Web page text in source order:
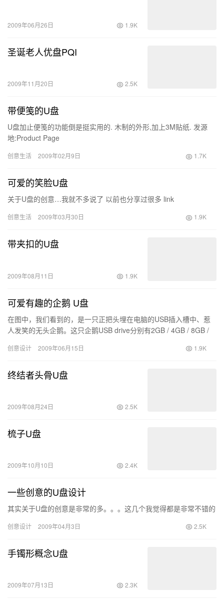
2009年06月26日 1.9K
圣诞老人优盘PQI
2009年11月20日 2.5K
带便笺的U盘
U盘加止便笺的功能倒是挺实用的. 木制的外形,加上3M贴纸. 发源
地:Product Page
创意生活 2009年02月9日 1.7K
可爱的笑脸U盘
关于U盘的创意…我就不多说了 以前也分享过很多 link
创意生活 2009年03月30日 1.9K
带夹扣的U盘
2009年08月11日 1.9K
可爱有趣的企鹅 U盘
在图中，我们看到的，是一只正把头埋在电脑的USB插入槽中、惹
人发笑的无头企鹅。这只企鹅USB drive分别有2GB / 4GB / 8GB /
创意设计 2009年06月15日 1.9K
终结者头骨U盘
2009年08月24日 2.5K
梳子U盘
2009年10月10日 2.4K
一些创意的U盘设计
其实关于U盘的创意是非常的多。。。这几个我觉得都是非常不错的
创意设计 2009年04月3日 2.5K
手镯形概念U盘
2009年07月13日 2.3K